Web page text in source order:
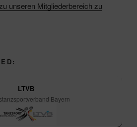
unseren Mitgliederbereich zu
LTVB
Bayern